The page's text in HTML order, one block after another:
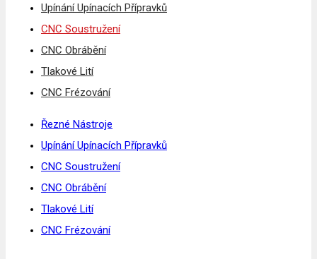
Upínání Upínacích Přípravků
CNC Soustružení
CNC Obrábění
Tlakové Lití
CNC Frézování
Řezné Nástroje
Upínání Upínacích Přípravků
CNC Soustružení
CNC Obrábění
Tlakové Lití
CNC Frézování